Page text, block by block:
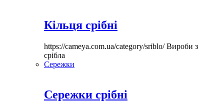
Кільця срібні
https://cameya.com.ua/category/sriblo/Вироби з
срібла
Сережки
Сережки срібні